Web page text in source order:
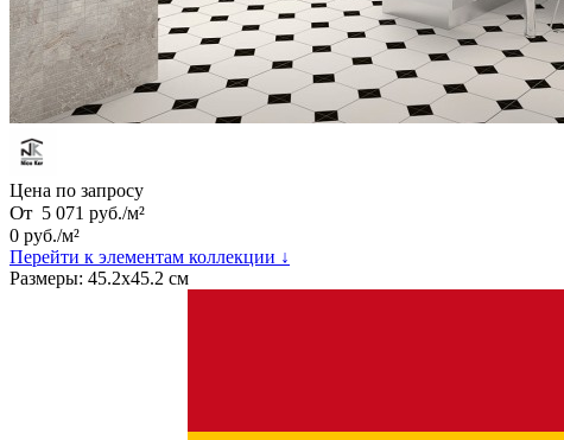
Цена по запросу
От 5 071 руб./м²
0 руб./м²
Перейти к элементам коллекции ↓
Размеры: 45.2х45.2 см